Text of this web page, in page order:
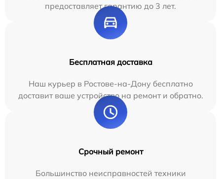
предоставляет гарантию до 3 лет.
Бесплатная доставка
Наш курьер в Ростове-на-Дону бесплатно
доставит ваше устройство на ремонт и обратно.
Срочный ремонт
Большинство неисправностей техники